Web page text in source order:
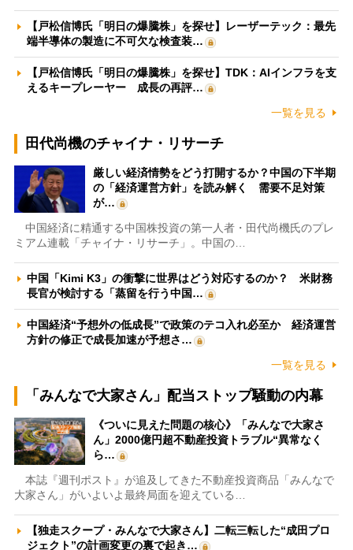
【戸松信博氏「明日の爆騰株」を探せ】レーザーテック：最先
端半導体の製造に不可欠な検査装…
【戸松信博氏「明日の爆騰株」を探せ】TDK：AIインフラを支
えるキープレーヤー 成長の再評…
一覧を見る
田代尚機のチャイナ・リサーチ
厳しい経済情勢をどう打開するか？中国の下半期
の「経済運営方針」を読み解く 需要不足対策
が…
中国経済に精通する中国株投資の第一人者・田代尚機氏のプレ
ミアム連載「チャイナ・リサーチ」。中国の…
中国「Kimi K3」の衝撃に世界はどう対応するのか？ 米財務
長官が検討する「蒸留を行う中国…
中国経済“予想外の低成長”で政策のテコ入れ必至か 経済運営
方針の修正で成長加速が予想さ…
一覧を見る
「みんなで大家さん」配当ストップ騒動の内幕
《ついに見えた問題の核心》「みんなで大家さ
ん」2000億円超不動産投資トラブル“異常なく
ら…
本誌『週刊ポスト』が追及してきた不動産投資商品「みんなで
大家さん」がいよいよ最終局面を迎えている…
【独走スクープ・みんなで大家さん】二転三転した“成田プロ
ジェクト”の計画変更の裏で起き…